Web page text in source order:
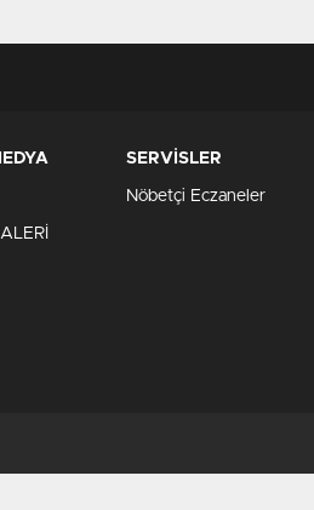
SERVİSLER
Nöbetçi Eczaneler